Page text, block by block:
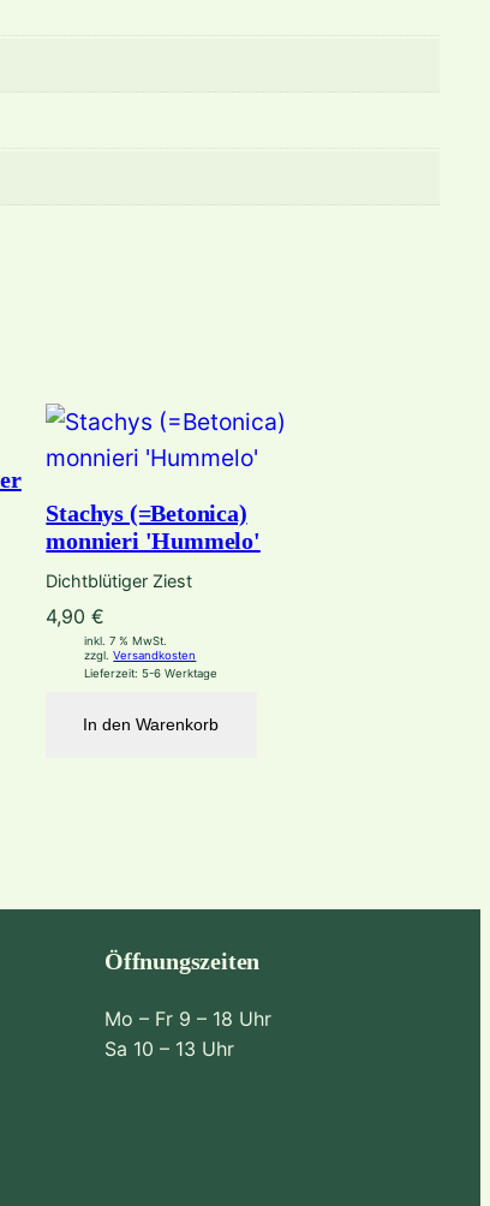
Stachys (=Betonica)
monnieri 'Hummelo'
Dichtblütiger Ziest
4,90€
inkl. 7 % MwSt.
zzgl.Versandkosten
Lieferzeit:5-6 Werktage
In den Warenkorb
Öffnungszeiten
Mo – Fr 9 – 18 Uhr
Sa 10 – 13 Uhr